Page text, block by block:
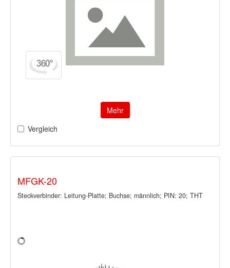
Mehr
Vergleich
MFGK-20
Steckverbinder: Leitung-Platte; Buchse; männlich; PIN: 20; THT